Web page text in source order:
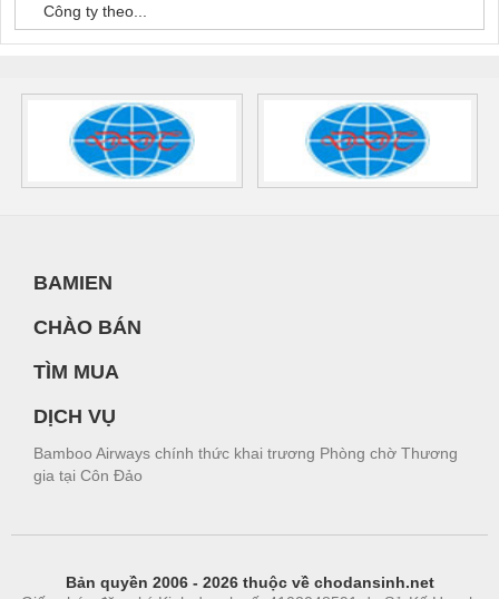
Công ty theo...
BAMIEN
CHÀO BÁN
TÌM MUA
DỊCH VỤ
Bamboo Airways chính thức khai trương Phòng chờ Thương
gia tại Côn Đảo
Bản quyền 2006 - 2026 thuộc về chodansinh.net